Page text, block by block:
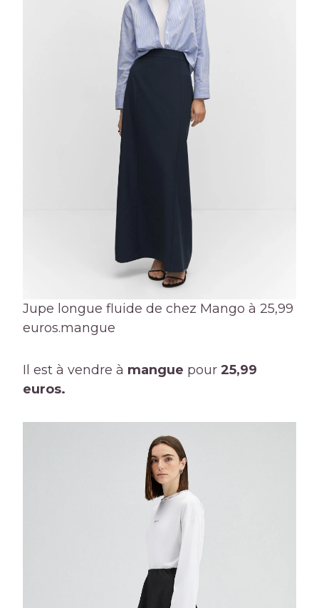
Jupe longue fluide de chez Mango à 25,99
euros.mangue
Il est à vendre à mangue pour 25,99
euros.